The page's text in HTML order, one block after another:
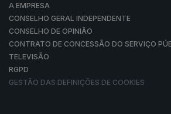
A EMPRESA
CONSELHO GERAL INDEPENDENTE
CONSELHO DE OPINIÃO
CONTRATO DE CONCESSÃO DO SERVIÇO
TELEVISÃO
RGPD
GESTÃO DAS DEFINIÇÕES DE COOKIES